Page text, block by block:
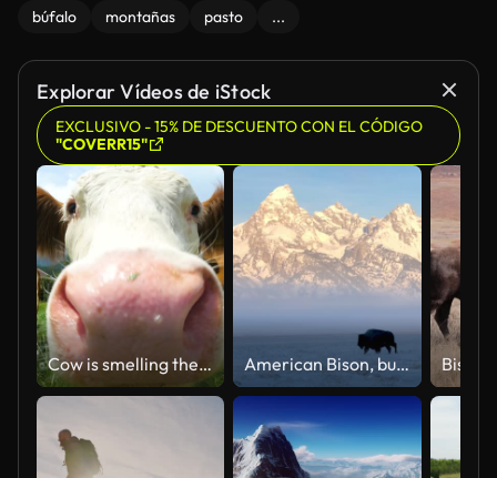
búfalo montañas pasto ...
Explorar Vídeos de iStock
EXCLUSIVO - 15% DE DESCUENTO CON EL CÓDIGO
"COVERR15"
Cow is smelling the camera in the mountains of Southern Germany American Bison, buffalo, in front of Grand Teton Peak